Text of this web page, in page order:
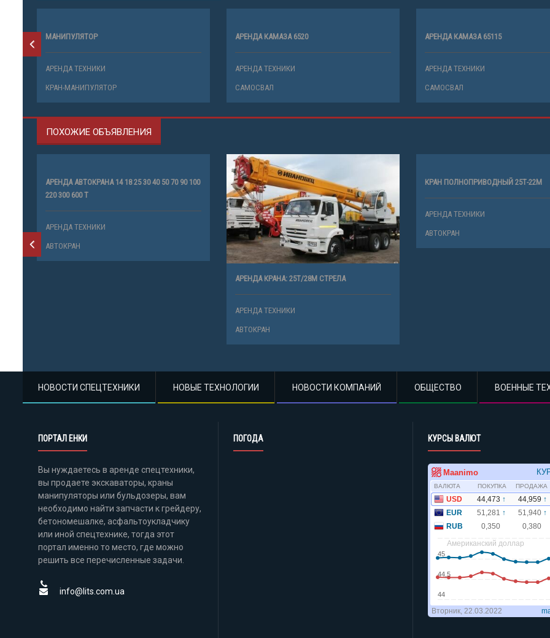
МАНИПУЛЯТОР
АРЕНДА ТЕХНИКИ
КРАН-МАНИПУЛЯТОР
АРЕНДА КАМАЗА 6520
АРЕНДА ТЕХНИКИ
САМОСВАЛ
АРЕНДА КАМАЗА 65115
АРЕНДА ТЕХНИКИ
САМОСВАЛ
ПОХОЖИЕ ОБЪЯВЛЕНИЯ
АРЕНДА АВТОКРАНА 14 18 25 30 40 50 70 90 100
220 300 600 Т
АРЕНДА ТЕХНИКИ
АВТОКРАН
АРЕНДА КРАНА: 25Т/28М СТРЕЛА
АРЕНДА ТЕХНИКИ
АВТОКРАН
КРАН ПОЛНОПРИВОДНЫЙ 25Т-22М
АРЕНДА ТЕХНИКИ
АВТОКРАН
НОВОСТИ СПЕЦТЕХНИКИ НОВЫЕ ТЕХНОЛОГИИ НОВОСТИ КОМПАНИЙ ОБЩЕСТВО ВОЕННЫЕ
ПОРТАЛ ЕНКИ
Вы нуждаетесь в аренде спецтехники,
вы продаете экскаваторы, краны
манипуляторы или бульдозеры, вам
необходимо найти запчасти к грейдеру,
бетономешалке, асфальтоукладчику
или иной спецтехнике, тогда этот
портал именно то место, где можно
решить все перечисленные задачи.
info@lits.com.ua
ПОГОДА КУРСЫ ВАЛЮТ